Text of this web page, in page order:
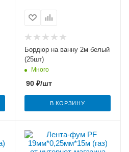
Бордюр на ванну 2м белый
(25шт)
Много
90₽/шт
В КОРЗИНУ